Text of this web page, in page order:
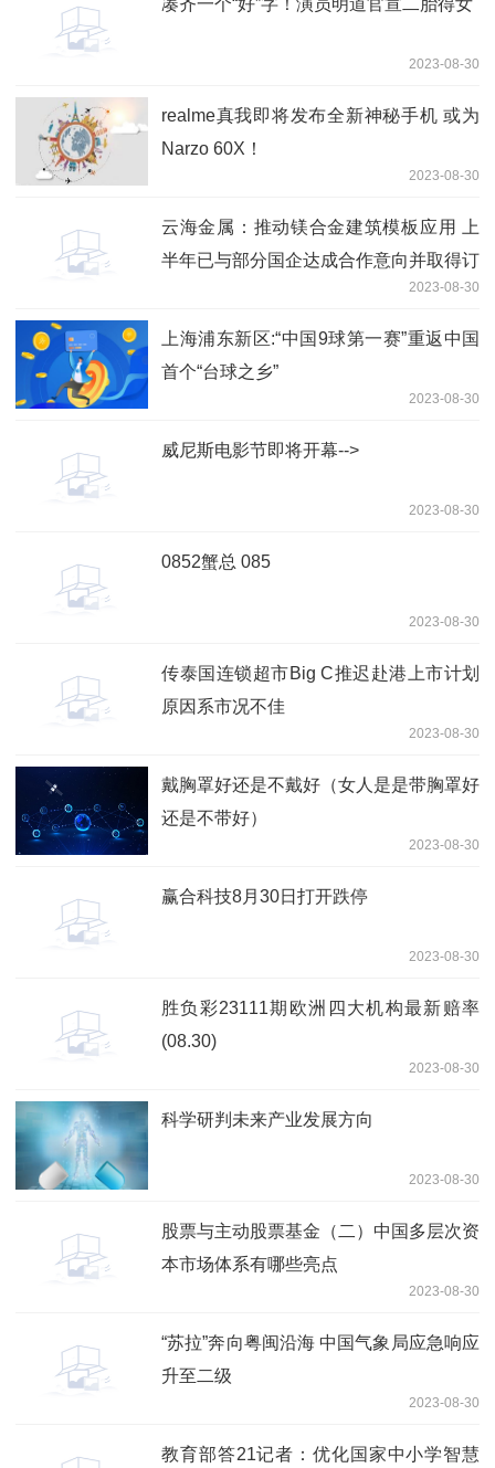
2023-08-30
realme真我即将发布全新神秘手机 或为
Narzo 60X！
2023-08-30
云海金属：推动镁合金建筑模板应用 上
半年已与部分国企达成合作意向并取得订
2023-08-30
上海浦东新区:“中国9球第一赛”重返中国
首个“台球之乡”
2023-08-30
威尼斯电影节即将开幕-->
2023-08-30
0852蟹总 085
2023-08-30
传泰国连锁超市Big C推迟赴港上市计划
原因系市况不佳
2023-08-30
戴胸罩好还是不戴好（女人是是带胸罩好
还是不带好）
2023-08-30
赢合科技8月30日打开跌停
2023-08-30
胜负彩23111期欧洲四大机构最新赔率
(08.30)
2023-08-30
科学研判未来产业发展方向
2023-08-30
股票与主动股票基金（二）中国多层次资
本市场体系有哪些亮点
2023-08-30
“苏拉”奔向粤闽沿海 中国气象局应急响应
升至二级
2023-08-30
教育部答21记者：优化国家中小学智慧